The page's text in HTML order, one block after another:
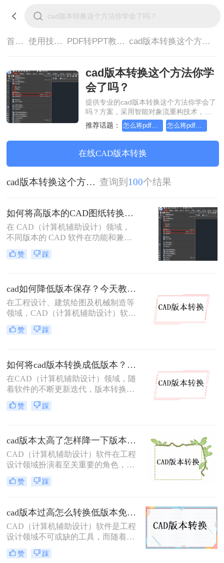
首页> 使用技巧> PDF转PPT教程> cad版本转换这个方法你学会了吗？
cad版本转换这个方法你学
会了吗？
提供专业的cad版本转换这个方法你学会了
吗？方案，采用智能对象流重构技术，确
保文档1:1高保真还原且排版不乱码。支持
一键批量处理，全链路 SSL 加密保障隐私
安全。助您快速实现cad版本转换这个方法
你学会了吗？，无需安装，高效办公。
推荐话题： 怎么将pdf转换成换为ppt，实用的方法来了
在线CAD版本转换
cad版本转换这个方法你学会了吗？ 查询到 100个结果
如何将高版本的CAD图纸转换成低版本的CAD图纸？3种实用方法对比！
在 CAD（计算机辅助设计）领域，
不同版本的 CAD 软件在功能和兼容
性上存在差异。高版本 CAD 绘制的
图纸，低版本软件往往无法直接打
为低版本 成为设计师的常见需求。本
文从 转换精度、操作难度、批量能
力、隐私安全 四个维度，对比三种主
择。
赞 踩
cad如何降低版本保存？今天教你3种三种实用方法对比！
在工程设计、建筑绘图及机械制造等
领域，CAD（计算机辅助设计）软件
被广泛应用于二维和三维设计工作。
然而，不同版本的 CAD 软件之间存
直接打开高版本文件。当我们需要将
图纸分享给使用旧版 CAD 的合作伙
伴或客户时，将 CAD 文件降低版本
何降低版本保存呢？本文从转换精
您根据实际场景快速做出选择。
赞 踩
如何将cad版本转换成低版本？分享二种方法给你！3秒实现~！
在CAD（计算机辅助设计）领域，随
着软件的不断更新迭代，版本转换成
为了一个常见的需求。特别是在需要
将高版本的CAD文件与旧版软件或不
么如何将cad版本转换成低版本呢？本
文将介绍两种将CAD版本转换成低版
本的方法。
赞 踩
cad版本太高了怎样降一下版本？试试这两种有效的方法！
CAD（计算机辅助设计）软件在工程
设计领域扮演着至关重要的角色，而
由于软件版本的不断更新，有时我们
需要将高版本的CAD文件转换为低版
么cad版本太高了怎样降一下版本呢？
本文将介绍两种将CAD版本降级的方
法。
赞 踩
cad版本过高怎么转换低版本免费？这二个方法了解一下！
CAD（计算机辅助设计）软件是工程
设计领域不可或缺的工具，而随着软
件版本的更新迭代，有时我们需要将
高版本的CAD文件转换为低版本，以
赞 踩